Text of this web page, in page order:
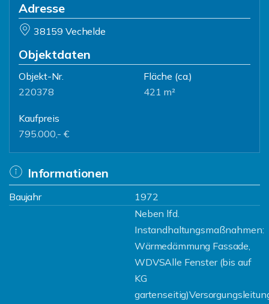
Adresse
38159 Vechelde
Objektdaten
Objekt-Nr.
220378
Fläche (ca.)
421 m²
Kaufpreis
795.000,- €
Informationen
Baujahr 1972
Neben lfd.
Instandhaltungsmaßnahmen:
Wärmedämmung Fassade,
WDVSAlle Fenster (bis auf
KG